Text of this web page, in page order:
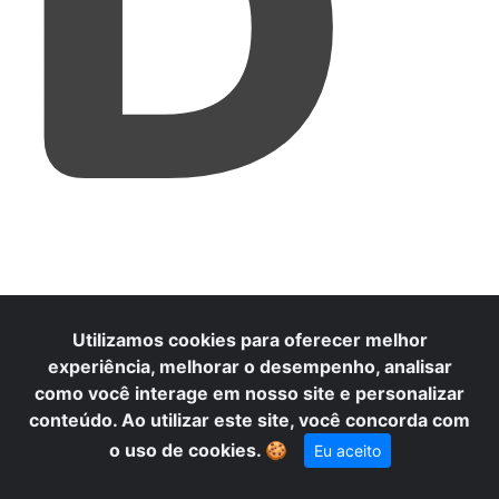
Utilizamos cookies para oferecer melhor
experiência, melhorar o desempenho, analisar
como você interage em nosso site e personalizar
conteúdo. Ao utilizar este site, você concorda com
o uso de cookies. 🍪 Eu aceito